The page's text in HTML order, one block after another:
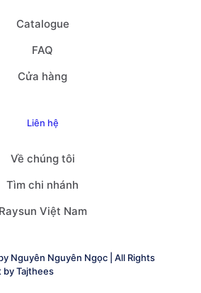
Catalogue
FAQ
Cửa hàng
Liên hệ
Về chúng tôi
Tìm chi nhánh
Raysun Việt Nam
Nguyên Nguyên Ngọc | All Rights
byTajthees